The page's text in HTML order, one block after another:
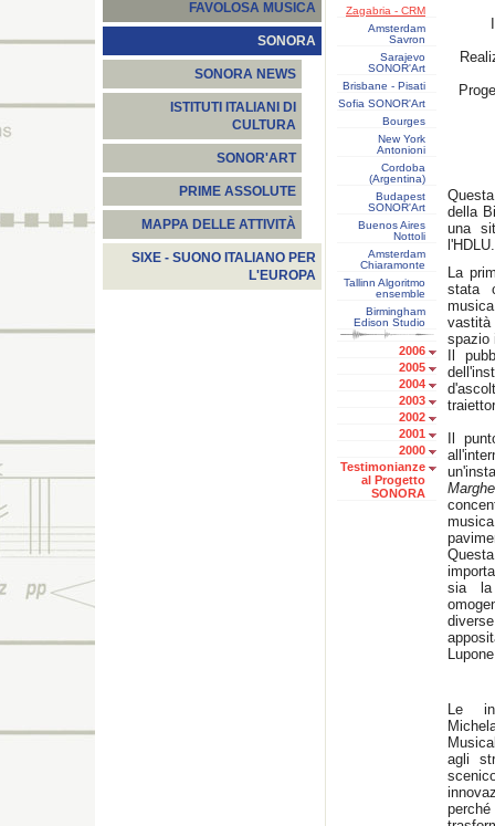
FAVOLOSA MUSICA
SONORA
SONORA NEWS
ISTITUTI ITALIANI DI
CULTURA
SONOR'ART
PRIME ASSOLUTE
MAPPA DELLE ATTIVITÀ
SIXE - SUONO ITALIANO PER
L'EUROPA
Zagabria - CRM
Amsterdam
Savron
Sarajevo
SONOR'Art
Brisbane - Pisati
Sofia SONOR'Art
Bourges
New York
Antonioni
Cordoba
(Argentina)
Budapest
SONOR'Art
Buenos Aires
Nottoli
Amsterdam
Chiaramonte
Tallinn Algoritmo
ensemble
Birmingham
Edison Studio
2006
2005
2004
2003
2002
2001
2000
Testimonianze
al Progetto
SONORA
della
una
l'HDLU.
La
stata
spazio
Il
Il
sia la
Le
agli